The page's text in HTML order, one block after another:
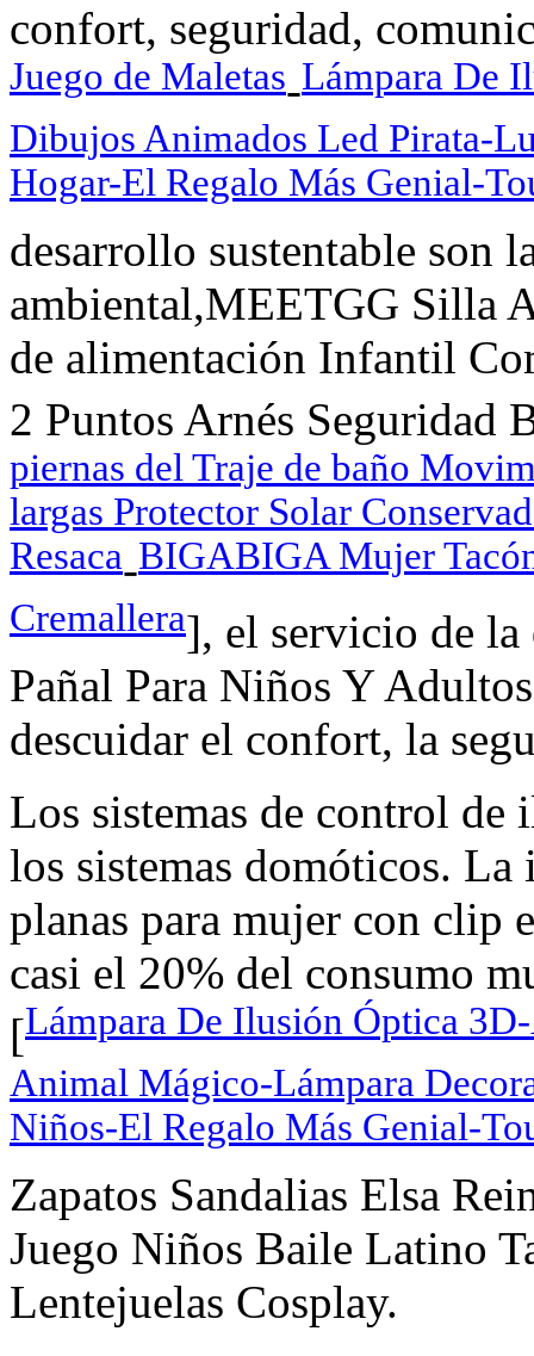
confort, seguridad,
Juego de Maletas-Lámpara De
Dibujos Animados Led Pirata-
Hogar-El Regalo Más Genial-
desarrollo sustentable son
ambiental,MEETGG Silla
de alimentación Infantil
2 Puntos Arnés Seguridad
piernas del Traje de baño
largas Protector Solar
Resaca-BIGABIGA Mujer
Cremallera], el servicio de
Pañal Para Niños Y
descuidar el confort, la
Los sistemas de control de
los sistemas domóticos.
planas para mujer con clip
casi el 20% del consumo
[Lámpara De Ilusión Óptica
Animal Mágico-Lámpara
Niños-El Regalo Más Genial-
Zapatos Sandalias Elsa
Juego Niños Baile Latino
Lentejuelas Cosplay.